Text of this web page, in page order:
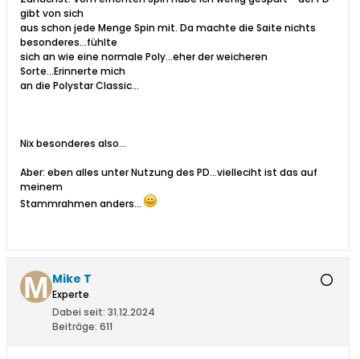
gibt von sich
aus schon jede Menge Spin mit. Da machte die Saite nichts
besonderes...fühlte
sich an wie eine normale Poly...eher der weicheren
Sorte...Erinnerte mich
an die Polystar Classic...
Nix besonderes also...
Aber: eben alles unter Nutzung des PD...vielleciht ist das auf
meinem
Stammrahmen anders...
Mike T
Experte
Dabei seit: 31.12.2024
Beiträge: 611